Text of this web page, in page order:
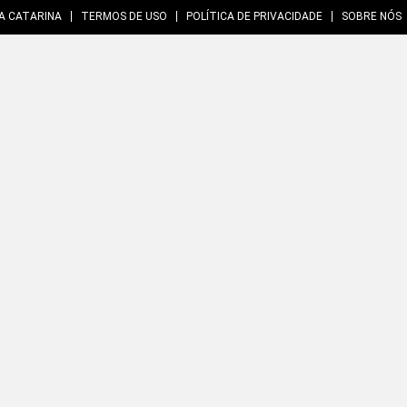
CATARINA TERMOS DE USO POLÍTICA DE PRIVACIDADE SOBRE NÓS